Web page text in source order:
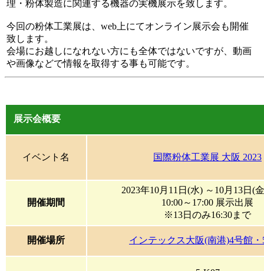
理・粉体製造に関連する機器の実機展示を致します。
今回の粉体工業展は、web上にてオンライン展示会も開催
致します。
会場にお越しになれない方にも全体ではないですが、動画
画像などで情報を取得する事も可能です。
展示会概要
イベント名 国際粉体工業展 大阪 2023
開催期間
2023年10月11日(水) ～10月13日(
10:00～17:00 展示出展
※13日のみ16:30まで
開催場所 インテックス大阪(南港)4号館